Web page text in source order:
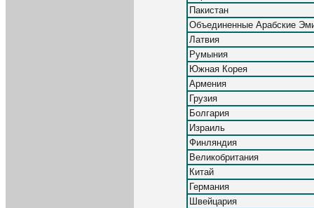
Пакистан
Объединенные Арабские
Латвия
Румыния
Южная Корея
Армения
Грузия
Болгария
Израиль
Финляндия
Великобритания
Китай
Германия
Швейцария